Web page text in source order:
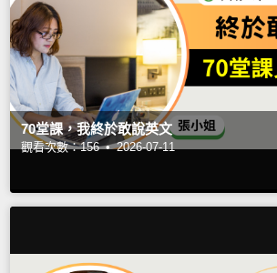
70堂課，我終於敢說英文
觀看次數：156 • 2026-07-11